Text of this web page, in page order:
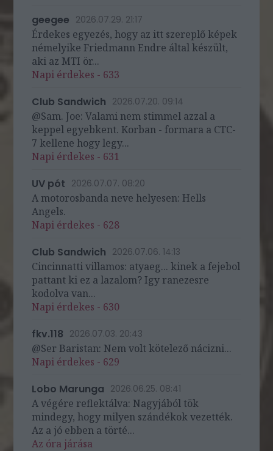
geegee 2026.07.29. 21:17
Érdekes egyezés, hogy az itt szereplő képek
némelyike Friedmann Endre által készült,
aki az MTI ör...
Napi érdekes - 633
Club Sandwich 2026.07.20. 09:14
@Sam. Joe: Valami nem stimmel azzal a
keppel egyebkent. Korban - formara a CTC-
7 kellene hogy legy...
Napi érdekes - 631
UV pót 2026.07.07. 08:20
A motorosbanda neve helyesen: Hells
Angels.
Napi érdekes - 628
Club Sandwich 2026.07.06. 14:13
Cincinnatti villamos: atyaeg... kinek a fejebol
pattant ki ez a lazalom? Igy ranezesre
kodolva van...
Napi érdekes - 630
fkv.118 2026.07.03. 20:43
@Ser Baristan: Nem volt kötelező nácizni...
Napi érdekes - 629
Lobo Marunga 2026.06.25. 08:41
A végére reflektálva: Nagyjából tök
mindegy, hogy milyen szándékok vezették.
Az a jó ebben a törté...
Az óra járása